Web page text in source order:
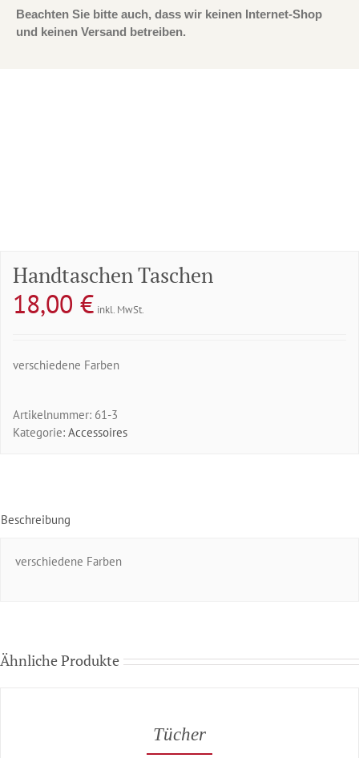
Handtaschen Taschen
18,00 € inkl. MwSt.
verschiedene Farben
Artikelnummer: 61-3
Kategorie: Accessoires
Beschreibung
verschiedene Farben
Ähnliche Produkte
Tücher
Beachten Sie bitte auch, dass wir keinen Internet-Shop
und keinen Versand betreiben.